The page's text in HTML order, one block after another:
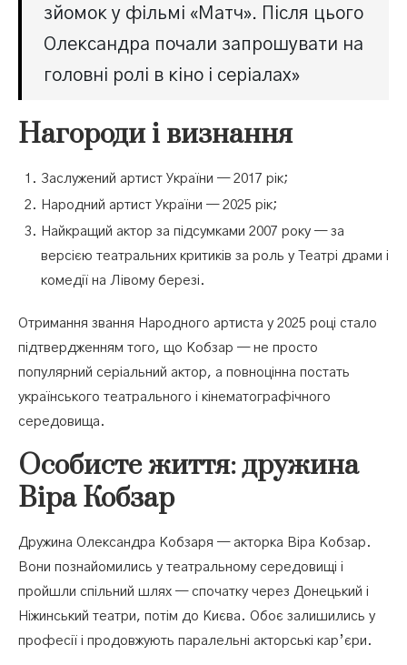
зйомок у фільмі «Матч». Після цього
Олександра почали запрошувати на
головні ролі в кіно і серіалах»
Нагороди і визнання
Заслужений артист України — 2017 рік;
Народний артист України — 2025 рік;
Найкращий актор за підсумками 2007 року — за
версією театральних критиків за роль у Театрі драми і
комедії на Лівому березі.
Отримання звання Народного артиста у 2025 році стало
підтвердженням того, що Кобзар — не просто
популярний серіальний актор, а повноцінна постать
українського театрального і кінематографічного
середовища.
Особисте життя: дружина
Віра Кобзар
Дружина Олександра Кобзаря — акторка Віра Кобзар.
Вони познайомились у театральному середовищі і
пройшли спільний шлях — спочатку через Донецький і
Ніжинський театри, потім до Києва. Обоє залишились у
професії і продовжують паралельні акторські кар’єри.